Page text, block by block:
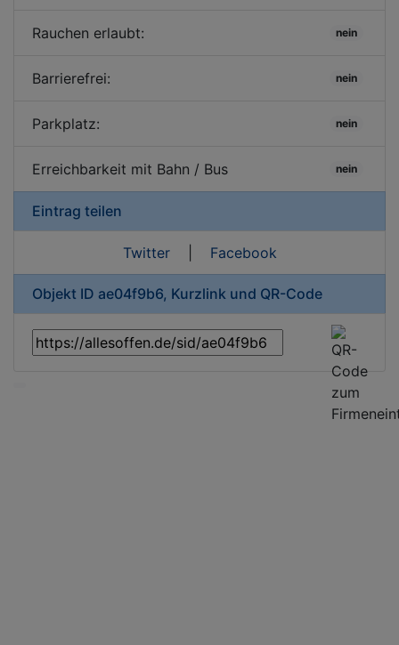
Rauchen erlaubt: nein
Barrierefrei: nein
Parkplatz: nein
Erreichbarkeit mit Bahn / Bus nein
Eintrag teilen
Twitter| Facebook
Objekt ID ae04f9b6, Kurzlink und QR-Code